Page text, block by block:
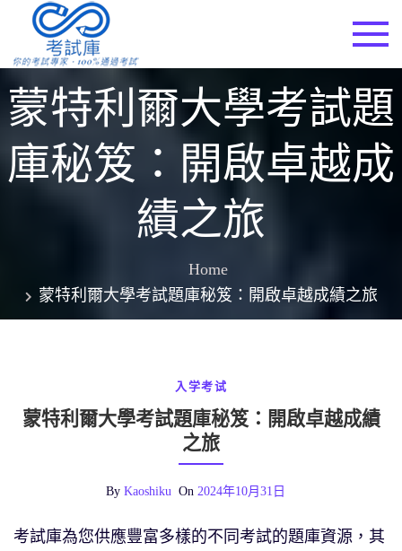
content
蒙特利爾大學考試題
庫秘笈：開啟卓越成
績之旅
Home
蒙特利爾大學考試題庫秘笈：開啟卓越成績之旅
入学考试
蒙特利爾大學考試題庫秘笈：開啟卓越成績
之旅
By Kaoshiku On 2024年10月31日
考試庫為您供應豐富多樣的不同考試的題庫資源，其